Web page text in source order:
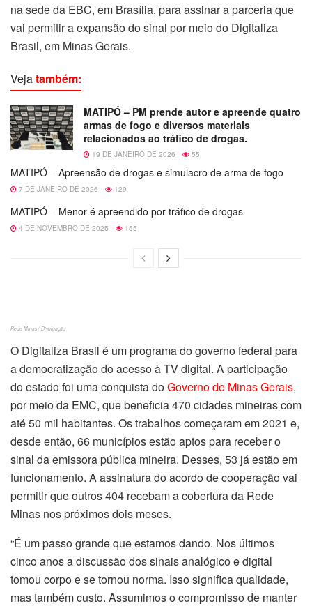
na sede da EBC, em Brasília, para assinar a parceria que
vai permitir a expansão do sinal por meio do Digitaliza
Brasil, em Minas Gerais.
Vejatambém:
MATIPÓ – PM prende autor e apreende quatro
armas de fogo e diversos materiais
relacionados ao tráfico de drogas.
19 DE JANEIRO DE 2026 55
MATIPÓ – Apreensão de drogas e simulacro de arma de fogo
7 DE JANEIRO DE 2026 129
MATIPÓ – Menor é apreendido por tráfico de drogas
4 DE NOVEMBRO DE 2025 155
Rede Minas / Divulgação
O Digitaliza Brasil é um programa do governo federal para
a democratização do acesso à TV digital. A participação
do estado foi uma conquista doGoverno de Minas Gerais,
por meio da EMC, que beneficia 470 cidades mineiras com
até 50 mil habitantes. Os trabalhos começaram em 2021 e,
desde então, 66 municípios estão aptos para receber o
sinal da emissora pública mineira. Desses, 53 já estão em
funcionamento. A assinatura do acordo de cooperação vai
permitir que outros 404 recebam a cobertura da Rede
Minas nos próximos dois meses.
“É um passo grande que estamos dando. Nos últimos
cinco anos a discussão dos sinais analógico e digital
tomou corpo e se tornou norma. Isso significa qualidade,
mas também custo. Assumimos o compromisso de manter